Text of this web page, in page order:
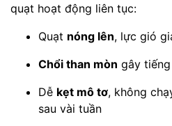
quạt hoạt động liên tục:
Quạt nóng lên, lực gió
Chổi than mòn gây
Dễ kẹt mô tơ, không
sau vài tuần